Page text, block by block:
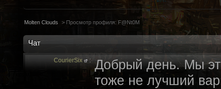
Molten Clouds > Просмотр профиля: F@Nt0M
Чат
CourierSix : Добрый день. Мы
тоже не лучший